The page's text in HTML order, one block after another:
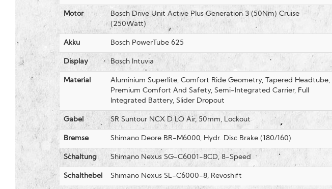
Motor
Bosch Drive Unit Active Plus Generation 3 (50Nm) Cruise
(250Watt)
Akku Bosch PowerTube 625
Display Bosch Intuvia
Material
Aluminium Superlite, Comfort Ride Geometry, Tapered Headtube,
Premium Comfort And Safety, Semi-Integrated Carrier, Full
Integrated Battery, Slider Dropout
Gabel SR Suntour NCX D LO Air, 50mm, Lockout
Bremse Shimano Deore BR-M6000, Hydr. Disc Brake (180/160)
Schaltung Shimano Nexus SG-C6001-8CD, 8-Speed
Schalthebel Shimano Nexus SL-C6000-8, Revoshift